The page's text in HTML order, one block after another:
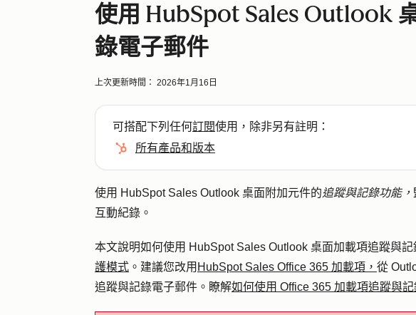
使用 HubSpot Sales Outlook
錄電子郵件
上次更新時間： 2026年1月16日
可搭配下列任何訂閱使用，除非另有註明：
所有產品和版本
使用 HubSpot Sales Outlook 桌面附加元件的追蹤與記錄功能，
互動紀錄 。
本文說明如何使用 HubSpot Sales Outlook 桌面加載項追蹤與
護模式 。建議您改用 HubSpot Sales Office 365 加載項， 從
追蹤與記錄電子郵件。瞭解如何使用 Office 365 加載項追蹤與